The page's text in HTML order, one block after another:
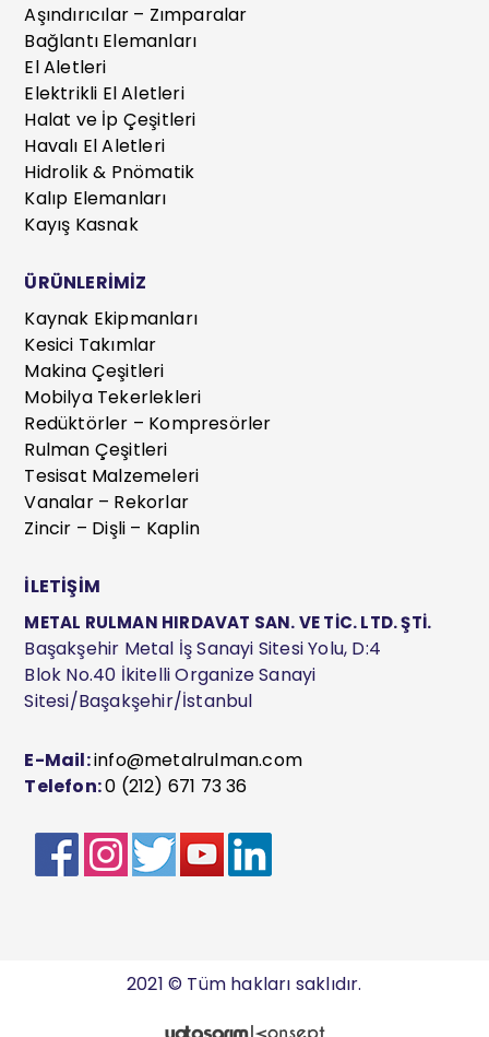
Aşındırıcılar – Zımparalar
Bağlantı Elemanları
El Aletleri
Elektrikli El Aletleri
Halat ve İp Çeşitleri
Havalı El Aletleri
Hidrolik & Pnömatik
Kalıp Elemanları
Kayış Kasnak
ÜRÜNLERİMİZ
Kaynak Ekipmanları
Kesici Takımlar
Makina Çeşitleri
Mobilya Tekerlekleri
Redüktörler – Kompresörler
Rulman Çeşitleri
Tesisat Malzemeleri
Vanalar – Rekorlar
Zincir – Dişli – Kaplin
İLETİŞİM
METAL RULMAN HIRDAVAT SAN. VE TİC. LTD. ŞTİ.
Başakşehir Metal İş Sanayi Sitesi Yolu, D:4
Blok No.40 İkitelli Organize Sanayi
Sitesi/Başakşehir/İstanbul
E-Mail:info@metalrulman.com
Telefon:0 (212) 671 73 36
2021 © Tüm hakları saklıdır.